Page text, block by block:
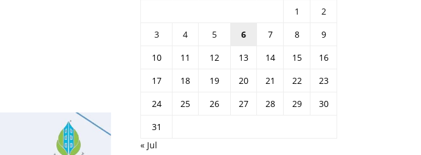
1
2
3
4 5 6 7 8
9
10
11 12 13 14 15
16
17
18 19 20 21 22
23
24
25 26 27 28 29
30
31
« Jul